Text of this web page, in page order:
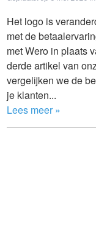
Het logo is
met de
met Wero in plaats
derde artikel van
vergelijken we de
je klanten...
Lees meer »